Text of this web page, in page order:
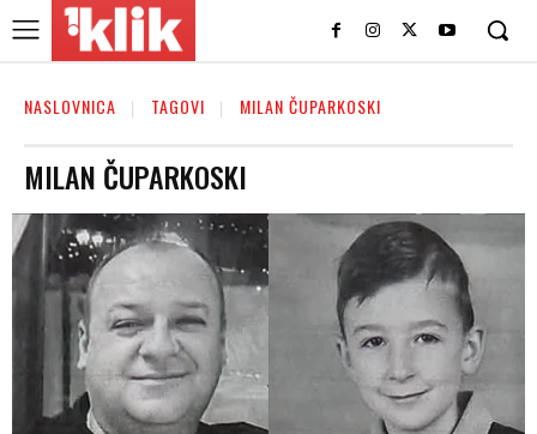
NASLOVNICA TAGOVI MILAN ČUPARKOSKI
MILAN ČUPARKOSKI